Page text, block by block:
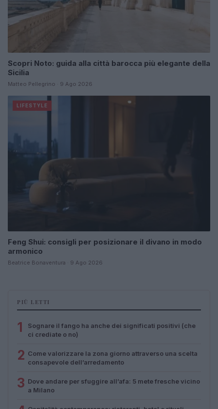
Scopri Noto: guida alla città barocca più elegante della
Sicilia
Matteo Pellegrino · 9 Ago 2026
LIFESTYLE
Feng Shui: consigli per posizionare il divano in modo
armonico
Beatrice Bonaventura · 9 Ago 2026
PIÙ LETTI
1
Sognare il fango ha anche dei significati positivi (che
ci crediate o no)
2 Come valorizzare la zona giorno attraverso una scelta
consapevole dell’arredamento
3 Dove andare per sfuggire all’afa: 5 mete fresche vicino
a Milano